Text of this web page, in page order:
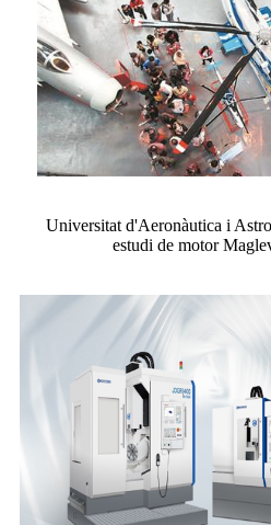
Universitat d'Aeronàutica i
estudi de motor